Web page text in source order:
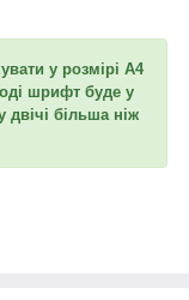
у розмірі А4
шрифт буде у
двічі більша ніж